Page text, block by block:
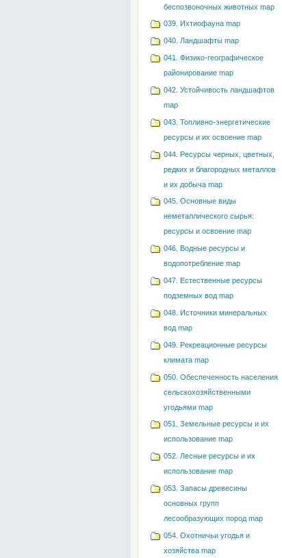
беспозвоночных животных map
039. Ихтиофауна map
040. Ландшафты map
041. Физико-географическое
районирование map
042. Устойчивость ландшафтов
map
043. Топливно-энергетические
ресурсы и их освоение map
044. Ресурсы черных, цветных,
редких и благородных металлов
и их добыча map
045. Основные виды
неметаллического сырья:
ресурсы и освоение map
046. Водные ресурсы и
водопотребление map
047. Естественные ресурсы
подземных вод map
048. Источники минеральных
вод map
049. Рекреационные ресурсы
климата map
050. Обеспеченность населения
сельскохозяйственными
угодьями map
051. Земельные ресурсы и их
использование map
052. Лесные ресурсы и их
использование map
053. Запасы древесины
основных групп
лесообразующих пород map
054. Охотничьи угодья и
хозяйства map